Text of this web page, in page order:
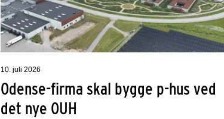
10. juli 2026
Odense-firma skal bygge p-hus ved
det nye OUH